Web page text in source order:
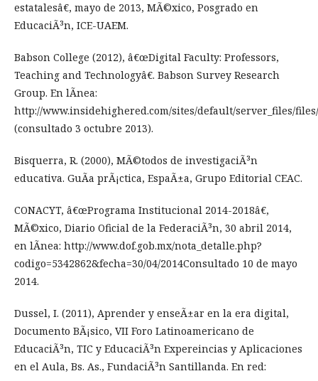
estatalesâ€, mayo de 2013, MÃ©xico, Posgrado en
EducaciÃ³n, ICE-UAEM.
Babson College (2012), â€œDigital Faculty: Professors,
Teaching and Technologyâ€. Babson Survey Research
Group. En lÃ­nea:
http://www.insidehighered.com/sites/default/server_files/
(consultado 3 octubre 2013).
Bisquerra, R. (2000), MÃ©todos de investigaciÃ³n
educativa. GuÃ­a prÃ¡ctica, EspaÃ±a, Grupo Editorial CEAC.
CONACYT, â€œPrograma Institucional 2014-2018â€,
MÃ©xico, Diario Oficial de la FederaciÃ³n, 30 abril 2014,
en lÃ­nea: http://www.dof.gob.mx/nota_detalle.php?
codigo=5342862&fecha=30/04/2014Consultado 10 de mayo
2014.
Dussel, I. (2011), Aprender y enseÃ±ar en la era digital,
Documento BÃ¡sico, VII Foro Latinoamericano de
EducaciÃ³n, TIC y EducaciÃ³n Expereincias y Aplicaciones
en el Aula, Bs. As., FundaciÃ³n Santillanda. En red: